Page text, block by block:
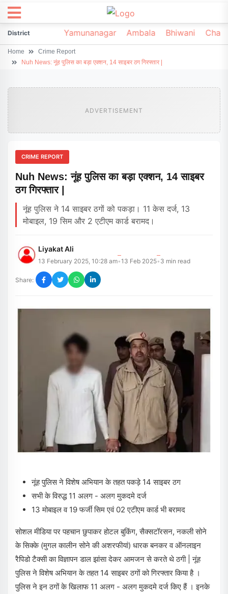
DistrictSonipat Yamunanagar Ambala Bhiwani
Home
Crime Report
Nuh News: नूंह पुलिस का बड़ा एक्शन, 14 साइबर ठग गिरफ्तार |
ADVERTISEMENT
CRIME REPORT
Nuh News: नूंह पुलिस का बड़ा एक्शन, 14 साइबर
ठग गिरफ्तार |
नूंह पुलिस ने 14 साइबर ठगों को पकड़ा। 11 केस दर्ज, 13
मोबाइल, 19 सिम और 2 एटीएम कार्ड बरामद।
Liyakat Ali
13 February 2025, 10:28 am•13 Feb 2025• 3 min read
Share:
नूंह पुलिस ने विशेष अभियान के तहत पकड़े 14 साइबर ठग
सभी के विरुद्ध 11 अलग - अलग मुकदमे दर्ज
13 मोबाइल व 19 फर्जी सिम एवं 02 एटीएम कार्ड भी बरामद
सोशल मीडिया पर पहचान छुपाकर होटल बुकिंग, सैक्सटॉरसन, नकली सोने
के सिक्के (मुगल कालीन सोने की अशरफीयां) धारक बनकर व ऑनलाइन
रैपिडो टैक्सी का विज्ञापन डाल झांसा देकर आमजन से करते थे ठगी | नूंह
पुलिस ने विशेष अभियान के तहत 14 साइबर ठगों को गिरफ्तार किया है ।
पुलिस ने इन ठगों के खिलाफ 11 अलग - अलग मुकदमे दर्ज किए हैं । इनके